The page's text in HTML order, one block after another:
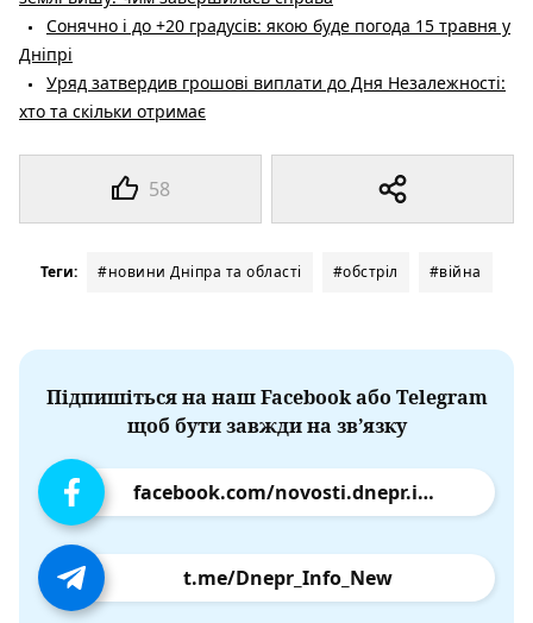
58
Сонячно і до +20 градусів: якою буде погода 15 травня у
Дніпрі
Уряд затвердив грошові виплати до Дня Незалежності:
хто та скільки отримає
Теги: #новини Дніпра та області #обстріл #війна
Підпишіться на наш Facebook або Telegram
щоб бути завжди на зв’язку
facebook.com/novosti.dnepr.info
t.me/Dnepr_Info_New